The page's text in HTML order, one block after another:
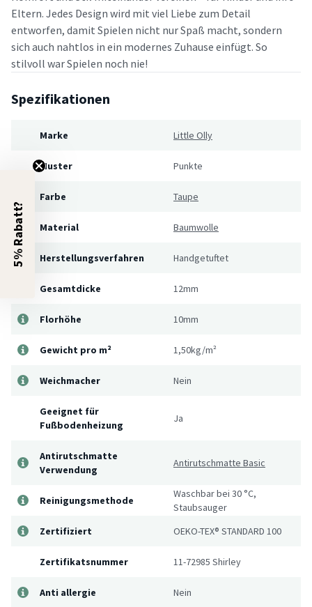
Eltern. Jedes Design wird mit viel Liebe zum Detail
entworfen, damit Spielen nicht nur Spaß macht, sondern
sich auch nahtlos in ein modernes Zuhause einfügt. So
stilvoll war Spielen noch nie!
Spezifikationen
Marke Little Olly
Muster Punkte
Farbe Taupe
Material Baumwolle
Herstellungsverfahren Handgetuftet
Gesamtdicke 12mm
Florhöhe 10mm
Gewicht pro m² 1,50kg/m²
Weichmacher Nein
Geeignet für
Fußbodenheizung
Ja
Antirutschmatte
Verwendung
Antirutschmatte Basic
Reinigungsmethode
Waschbar bei 30 °C,
Staubsauger
Zertifiziert
OEKO-TEX® STANDARD 100
Zertifikatsnummer 11-72985 Shirley
Anti allergie Nein
5% Rabatt?